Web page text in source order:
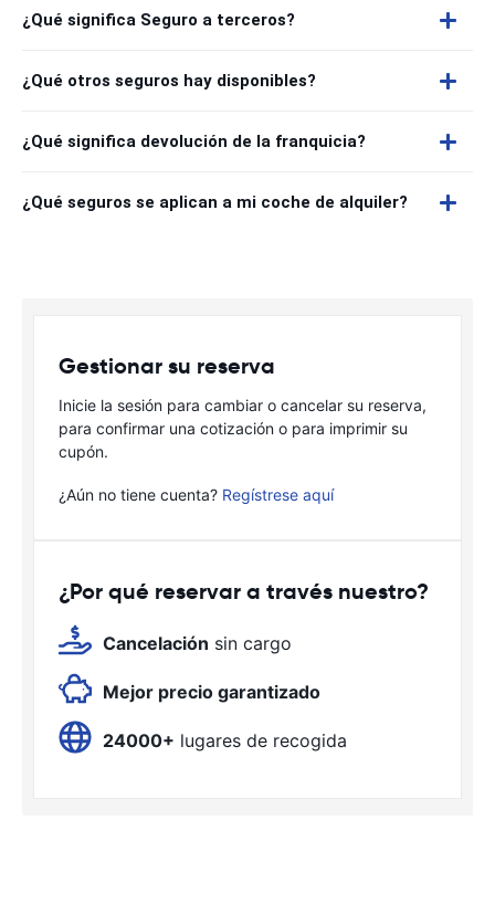
¿Qué significa Seguro a terceros?
¿Qué otros seguros hay disponibles?
¿Qué significa devolución de la franquicia?
¿Qué seguros se aplican a mi coche de alquiler?
Gestionar su reserva
Inicie la sesión para cambiar o cancelar su reserva,
para confirmar una cotización o para imprimir su
cupón.
¿Aún no tiene cuenta? Regístrese aquí
¿Por qué reservar a través nuestro?
Cancelación sin cargo
Mejor precio garantizado
24000+ lugares de recogida